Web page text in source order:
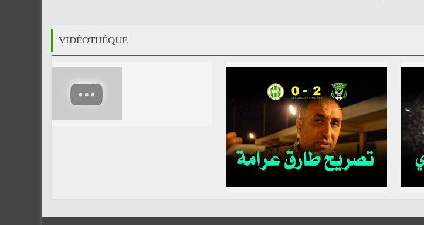
VIDÉOTHÈQUE